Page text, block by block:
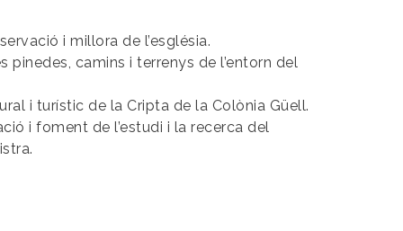
i millora de l’església.
pinedes, camins i terrenys de l’entorn del
i turístic de la Cripta de la Colònia Güell.
i foment de l’estudi i la recerca del